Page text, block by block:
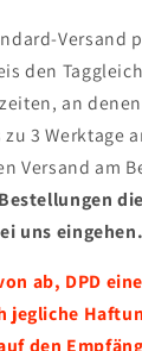
Versand
den
an
3 Werktage
Versand am
uns eingehen.
ab, DPD
jegliche